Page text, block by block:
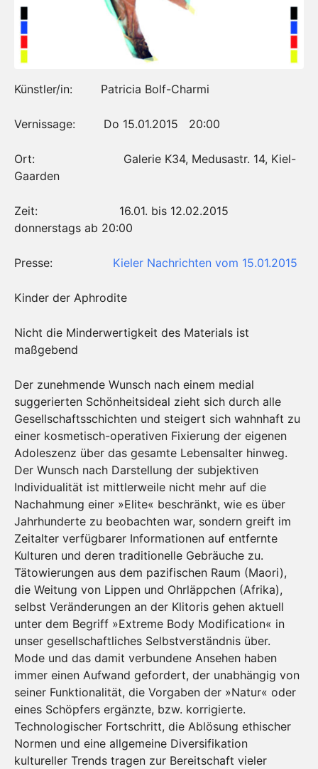
Künstler/in: Patricia Bolf-Charmi
Vernissage: Do 15.01.2015 20:00
Ort: Galerie K34, Medusastr. 14, Kiel-
Gaarden
Zeit: 16.01. bis 12.02.2015
donnerstags ab 20:00
Presse: Kieler Nachrichten vom 15.01.2015
Kinder der Aphrodite
Nicht die Minderwertigkeit des Materials ist
maßgebend
Der zunehmende Wunsch nach einem medial
suggerierten Schönheitsideal zieht sich durch alle
Gesellschaftsschichten und steigert sich wahnhaft zu
einer kosmetisch-operativen Fixierung der eigenen
Adoleszenz über das gesamte Lebensalter hinweg.
Der Wunsch nach Darstellung der subjektiven
Individualität ist mittlerweile nicht mehr auf die
Nachahmung einer »Elite« beschränkt, wie es über
Jahrhunderte zu beobachten war, sondern greift im
Zeitalter verfügbarer Informationen auf entfernte
Kulturen und deren traditionelle Gebräuche zu.
Tätowierungen aus dem pazifischen Raum (Maori),
die Weitung von Lippen und Ohrläppchen (Afrika),
selbst Veränderungen an der Klitoris gehen aktuell
unter dem Begriff »Extreme Body Modification« in
unser gesellschaftliches Selbstverständnis über.
Mode und das damit verbundene Ansehen haben
immer einen Aufwand gefordert, der unabhängig von
seiner Funktionalität, die Vorgaben der »Natur« oder
eines Schöpfers ergänzte, bzw. korrigierte.
Technologischer Fortschritt, die Ablösung ethischer
Normen und eine allgemeine Diversifikation
kultureller Trends tragen zur Bereitschaft vieler